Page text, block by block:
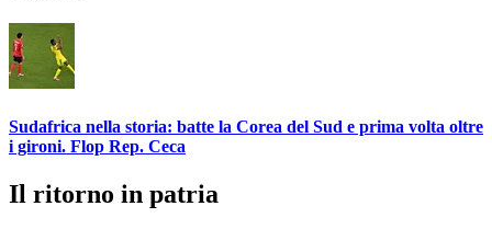
Sudafrica nella storia: batte la Corea del Sud e prima volta oltre
i gironi. Flop Rep. Ceca
Il ritorno in patria